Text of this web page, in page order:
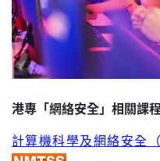
港專「網絡安全」相關課
計算機科學及網絡安全